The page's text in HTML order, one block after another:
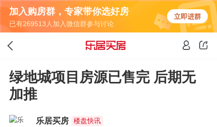
加入购房群，专家带你选好房
已有269513人加入微信群参与讨论
立即进群
绿地城项目房源已售完 后期无
加推
乐居买房
楼盘快讯